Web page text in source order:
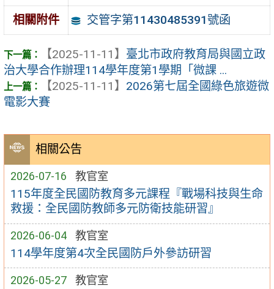
相關公告
2026-07-16 教官室
115年度全民國防教育多元課程『戰場科技與生命
救援：全民國防教師多元防衛技能研習』
2026-06-04 教官室
114學年度第4次全民國防戶外參訪研習
2026-05-27 教官室
相關附件
交管字第11430485391號函
【2025-11-11】 臺北市政府教育局與國立政
治大學合作辦理114學年度第1學期「微課 ...
【2025-11-11】 2026第七屆全國綠色旅遊微
電影大賽